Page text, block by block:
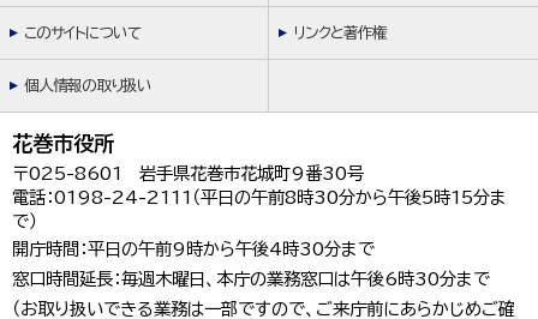
このサイトについて リンクと著作権
個人情報の取り扱い
花巻市役所
〒025-8601 岩手県花巻市花城町9番30号
電話：0198-24-2111（平日の午前8時30分から午後5時15分ま
で）
開庁時間：平日の午前9時から午後4時30分まで
窓口時間延長：毎週木曜日、本庁の業務窓口は午後6時30分まで
（お取り扱いできる業務は一部ですので、ご来庁前にあらかじめご確